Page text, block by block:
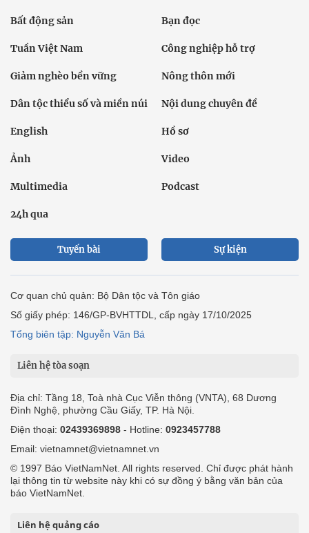
Bất động sản Bạn đọc
Tuần Việt Nam Công nghiệp hỗ trợ
Giảm nghèo bền vững Nông thôn mới
Dân tộc thiểu số và miền núi Nội dung chuyên đề
English Hồ sơ
Ảnh Video
Multimedia Podcast
24h qua
Tuyến bài Sự kiện
Cơ quan chủ quản: Bộ Dân tộc và Tôn giáo
Số giấy phép: 146/GP-BVHTTDL, cấp ngày 17/10/2025
Tổng biên tập: Nguyễn Văn Bá
Liên hệ tòa soạn
Địa chỉ: Tầng 18, Toà nhà Cục Viễn thông (VNTA), 68 Dương
Đình Nghệ, phường Cầu Giấy, TP. Hà Nội.
Điện thoại: 02439369898 - Hotline: 0923457788
Email: vietnamnet@vietnamnet.vn
© 1997 Báo VietNamNet. All rights reserved. Chỉ được phát hành
lại thông tin từ website này khi có sự đồng ý bằng văn bản của
báo VietNamNet.
Liên hệ quảng cáo